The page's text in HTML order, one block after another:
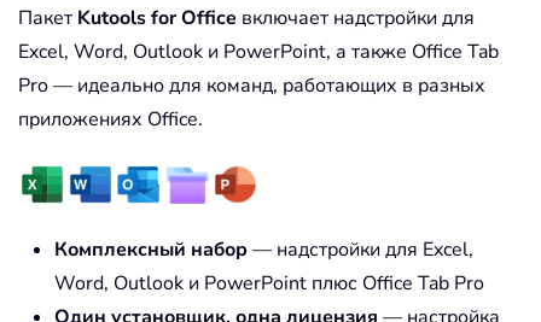
Пакет Kutools for Office включает надстройки для
Excel, Word, Outlook и PowerPoint, а также Office Tab
Pro — идеально для команд, работающих в разных
приложениях Office.
Комплексный набор — надстройки для Excel,
Word, Outlook и PowerPoint плюс Office Tab Pro
Один установщик, одна лицензия — настройка